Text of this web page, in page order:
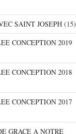
SAINT JOSEPH(15)
CONCEPTION 2019
CONCEPTION 2018
CONCEPTION 2017
GRACE A NOTRE